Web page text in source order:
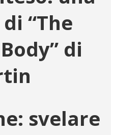
“The
di
svelare